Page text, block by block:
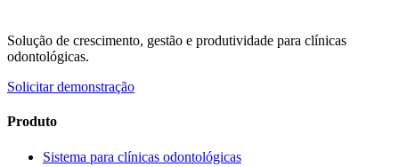
Solução de crescimento, gestão e produtividade para clínicas
odontológicas.
Solicitar demonstração
Produto
Sistema para clínicas odontológicas